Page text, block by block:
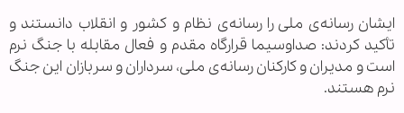
ایشان رسانه‌ی ملی را رسانه‌ی نظام و کشور و انقلاب دانستند و
تأکید کردند: صداوسیما قرارگاه مقدم و فعال مقابله با جنگ نرم
است و مدیران و کارکنان رسانه‌ی ملی، سرداران و سربازان این جنگ
نرم هستند.